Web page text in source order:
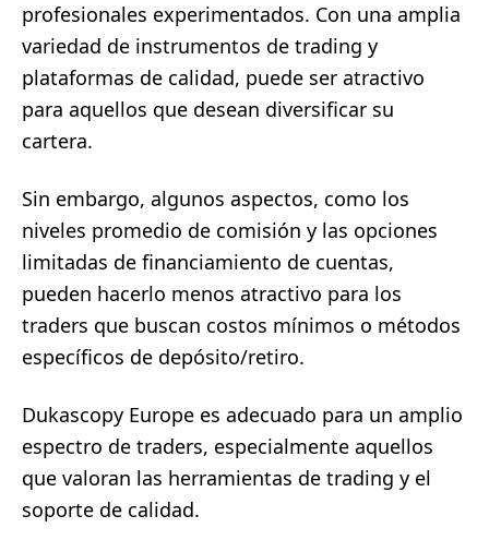
profesionales experimentados. Con una amplia
variedad de instrumentos de trading y
plataformas de calidad, puede ser atractivo
para aquellos que desean diversificar su
cartera.
Sin embargo, algunos aspectos, como los
niveles promedio de comisión y las opciones
limitadas de financiamiento de cuentas,
pueden hacerlo menos atractivo para los
traders que buscan costos mínimos o métodos
específicos de depósito/retiro.
Dukascopy Europe es adecuado para un amplio
espectro de traders, especialmente aquellos
que valoran las herramientas de trading y el
soporte de calidad.